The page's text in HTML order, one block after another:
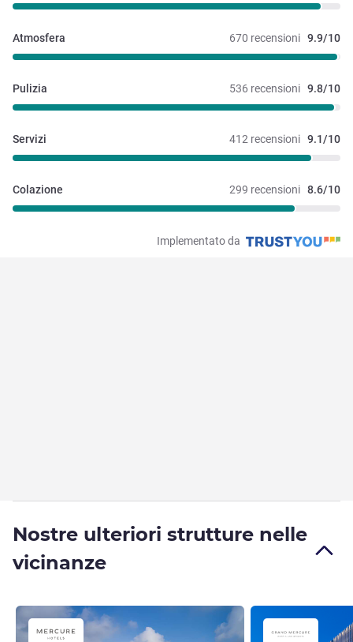
670 recensioni 9.9/10
Atmosfera
536 recensioni 9.8/10
Pulizia
412 recensioni 9.1/10
Servizi
299 recensioni 8.6/10
Colazione
Implementato da
Nostre ulteriori strutture nelle
vicinanze